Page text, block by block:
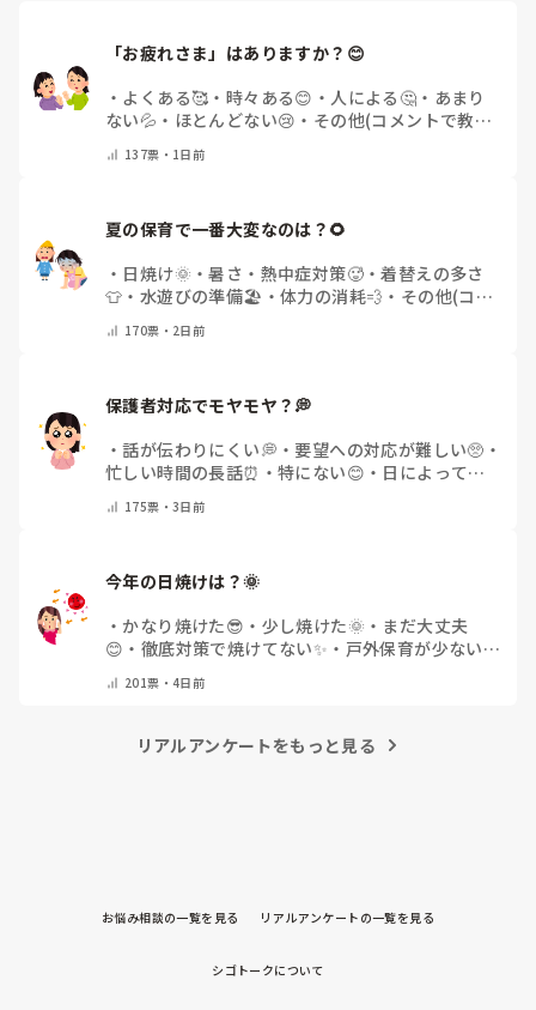
「お疲れさま」はありますか？😊
・ よくある🥰 ・ 時々ある😊 ・ 人による🤔 ・ あまり
ない💦 ・ ほとんどない😢 ・ その他(コメントで教え
137票・ 1日前
夏の保育で一番大変なのは？🌻
・ 日焼け🌞 ・暑さ・熱中症対策🥵・着替えの多さ
👕 ・ 水遊びの準備🏖️ ・ 体力の消耗💨 ・ その他(コメ
170票・ 2日前
保護者対応でモヤモヤ？💭
・話が伝わりにくい💭 ・ 要望への対応が難しい🥺 ・
忙しい時間の長話⏰ ・ 特にない😊 ・ 日によって違
175票・3日前
今年の日焼けは？🌞
・ かなり焼けた😎 ・ 少し焼けた🌞 ・ まだ大丈夫
😊 ・ 徹底対策で焼けてない✨ ・ 戸外保育が少ない
201票・4日前
リアルアンケートをもっと見る
お悩み相談の一覧を見る リアルアンケートの一覧を見る
シゴトークについて